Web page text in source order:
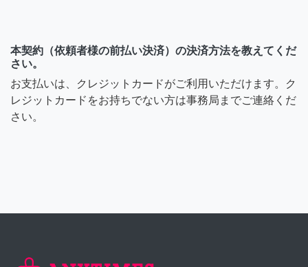
本契約（依頼者様の前払い決済）の決済方法を教えてくだ
さい。
お支払いは、クレジットカードがご利用いただけます。ク
レジットカードをお持ちでない方は事務局までご連絡くだ
さい。